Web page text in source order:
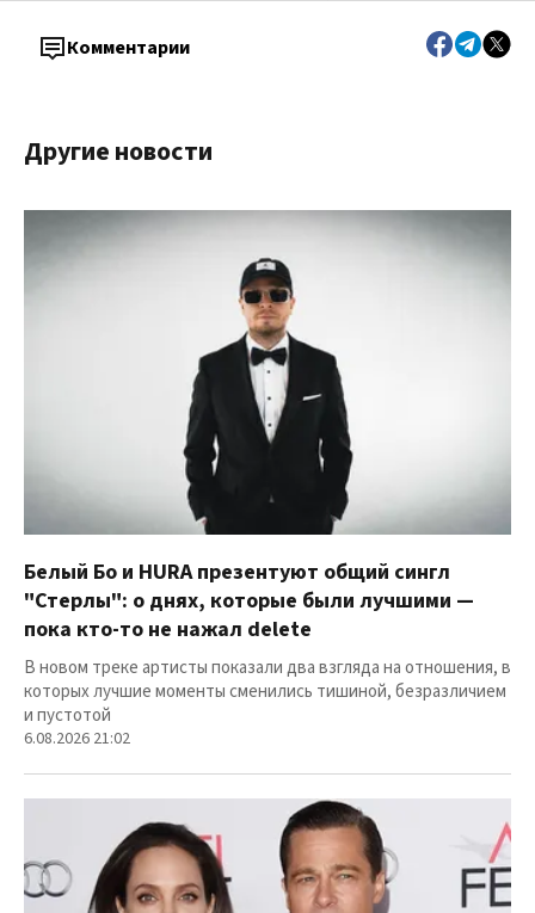
Комментарии
Другие новости
Белый Бо и HURA презентуют общий сингл
"Стерлы": о днях, которые были лучшими —
пока кто-то не нажал delete
В новом треке артисты показали два взгляда на отношения, в
которых лучшие моменты сменились тишиной, безразличием
и пустотой
6.08.2026 21:02